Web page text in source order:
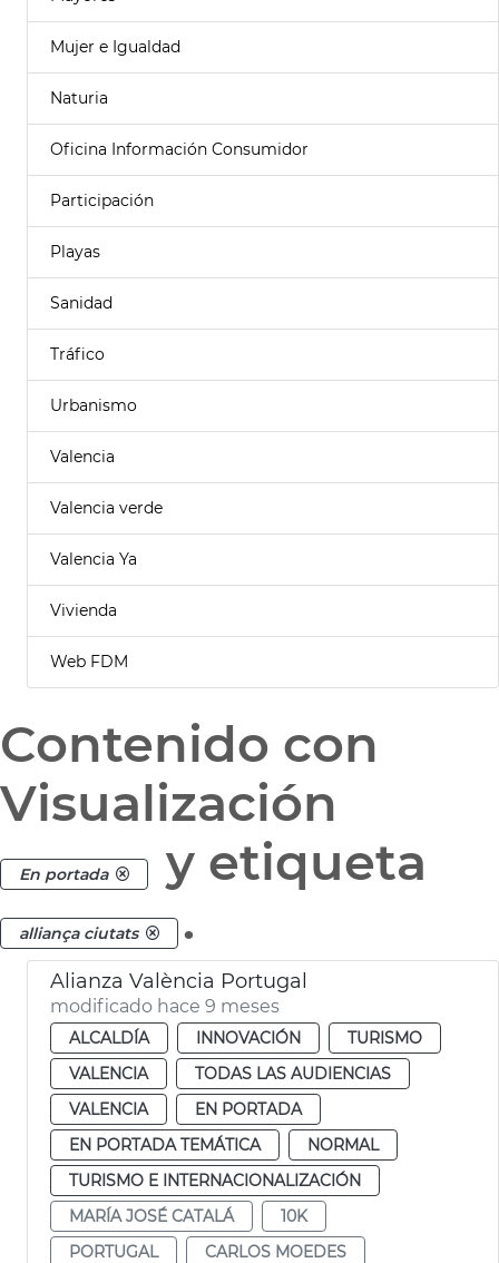
Mujer e Igualdad
Naturia
Oficina Información Consumidor
Participación
Playas
Sanidad
Tráfico
Urbanismo
Valencia
Valencia verde
Valencia Ya
Vivienda
Web FDM
Contenido con
Visualización
En portada y etiqueta
alliança ciutats .
Alianza València Portugal
modificado hace 9 meses
ALCALDÍA INNOVACIÓN
TURISMO
VALENCIA
TODAS LAS AUDIENCIAS
VALENCIA
EN PORTADA
EN PORTADA TEMÁTICA
NORMAL
TURISMO E INTERNACIONALIZACIÓN
MARÍA JOSÉ CATALÁ
10K
PORTUGAL
CARLOS MOEDES